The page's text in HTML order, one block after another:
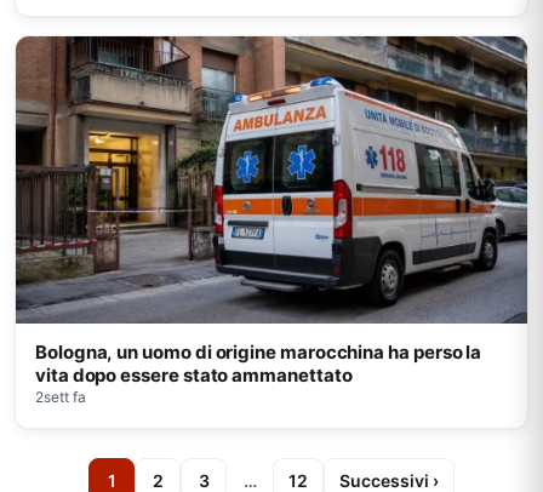
Bologna, un uomo di origine marocchina ha perso la
vita dopo essere stato ammanettato
2sett fa
1 2 3 … 12 Successivi ›